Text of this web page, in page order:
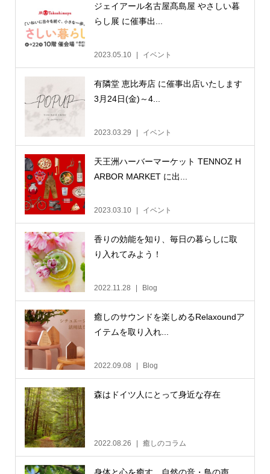
ジェイアール名古屋髙島屋 やさしい暮
らし展 に催事出...
2023.05.10 イベント
有隣堂 恵比寿店 に催事出店いたします
3月24日(金)～4...
2023.03.29 イベント
天王洲ハーバーマーケット TENNOZ H
ARBOR MARKET に出...
2023.03.10 イベント
香りの効能を知り、毎日の暮らしに取
り入れてみよう！
2022.11.28 Blog
癒しのサウンドを楽しめるRelaxoundア
イテムを取り入れ...
2022.09.08 Blog
森はドイツ人にとって身近な存在
2022.08.26 癒しのコラム
身体と心を癒す、自然の音・鳥の声